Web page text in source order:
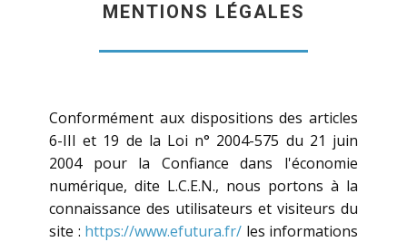
MENTIONS LÉGALES
Conformément aux dispositions des articles
6-III et 19 de la Loi n° 2004-575 du 21 juin
2004 pour la Confiance dans l'économie
numérique, dite L.C.E.N., nous portons à la
connaissance des utilisateurs et visiteurs du
site : https://www.efutura.fr/ les informations